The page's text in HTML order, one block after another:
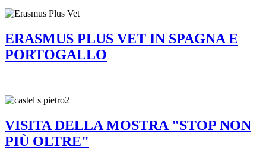
ERASMUS PLUS VET IN SPAGNA E
PORTOGALLO
VISITA DELLA MOSTRA "STOP NON
PIÙ OLTRE"